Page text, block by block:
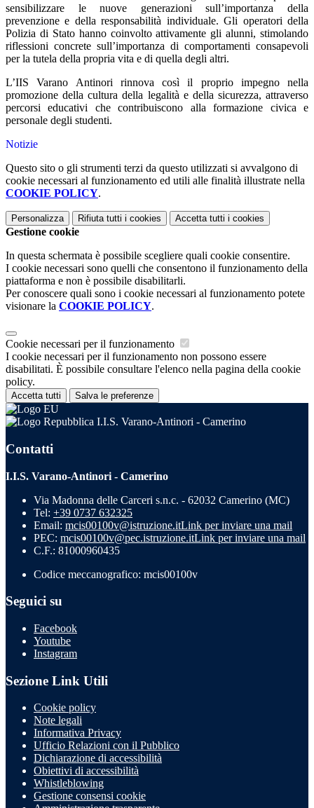
sensibilizzare le nuove generazioni sull’importanza della
prevenzione e della responsabilità individuale. Gli operatori della
Polizia di Stato hanno coinvolto attivamente gli alunni, stimolando
riflessioni concrete sull’importanza di comportamenti consapevoli
per la tutela della propria vita e di quella degli altri.
L’IIS Varano Antinori rinnova così il proprio impegno nella
promozione della cultura della legalità e della sicurezza, attraverso
percorsi educativi che contribuiscono alla formazione civica e
personale degli studenti.
Notizie
Questo sito o gli strumenti terzi da questo utilizzati si avvalgono di
cookie necessari al funzionamento ed utili alle finalità illustrate nella
COOKIE POLICY.
Personalizza Rifiuta tutti i cookies Accetta tutti i cookies
Gestione cookie
In questa schermata è possibile scegliere quali cookie consentire.
I cookie necessari sono quelli che consentono il funzionamento della
piattaforma e non è possibile disabilitarli.
Per conoscere quali sono i cookie necessari al funzionamento potete
visionare la COOKIE POLICY.
Cookie necessari per il funzionamento
I cookie necessari per il funzionamento non possono essere
disabilitati. È possibile consultare l'elenco nella pagina della cookie
policy.
Accetta tutti Salva le preferenze
I.I.S. Varano-Antinori - Camerino
Contatti
I.I.S. Varano-Antinori - Camerino
Via Madonna delle Carceri s.n.c. - 62032 Camerino (MC)
Tel: +39 0737 632325
Email: mcis00100v@istruzione.itLink per inviare una mail
PEC: mcis00100v@pec.istruzione.itLink per inviare una mail
C.F.: 81000960435
Codice meccanografico: mcis00100v
Seguici su
Facebook
Youtube
Instagram
Sezione Link Utili
Cookie policy
Note legali
Informativa Privacy
Ufficio Relazioni con il Pubblico
Dichiarazione di accessibilità
Obiettivi di accessibilità
Whistleblowing
Gestione consensi cookie